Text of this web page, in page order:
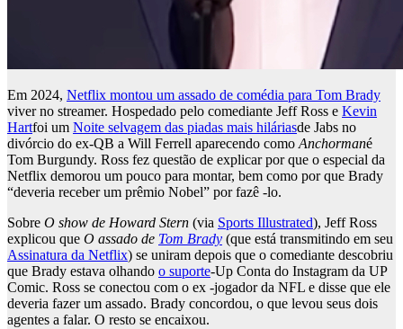
Em 2024, Netflix montou um assado de comédia para Tom Brady
viver no streamer. Hospedado pelo comediante Jeff Ross e Kevin
Hartfoi um Noite selvagem das piadas mais hiláriasde Jabs no
divórcio do ex-QB a Will Ferrell aparecendo comoAnchormané
Tom Burgundy. Ross fez questão de explicar por que o especial da
Netflix demorou um pouco para montar, bem como por que Brady
“deveria receber um prêmio Nobel” por fazê -lo.
Sobre O show de Howard Stern (via Sports Illustrated), Jeff Ross
explicou que O assado de Tom Brady (que está transmitindo em seu
Assinatura da Netflix) se uniram depois que o comediante descobriu
que Brady estava olhando o suporte-Up Conta do Instagram da UP
Comic. Ross se conectou com o ex -jogador da NFL e disse que ele
deveria fazer um assado. Brady concordou, o que levou seus dois
agentes a falar. O resto se encaixou.